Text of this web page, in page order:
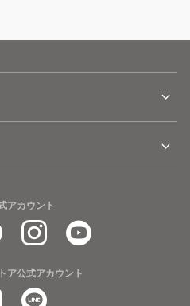
アカウント
ア公式アカウント